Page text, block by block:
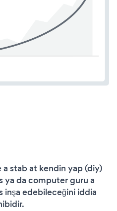
a stab at kendin yap (diy)
ya da computer guru a
inşa edebileceğini iddia